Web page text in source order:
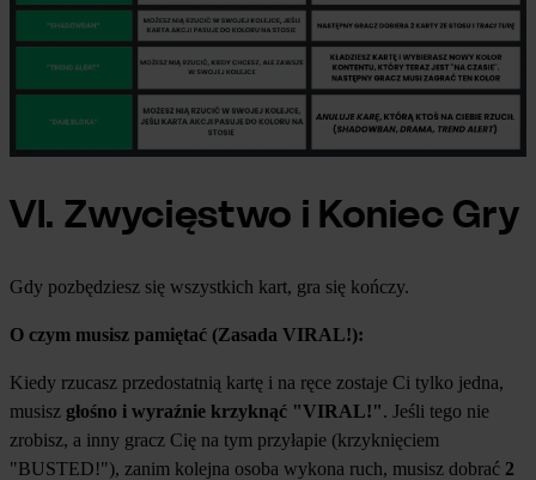
VI. Zwycięstwo i Koniec Gry
Gdy pozbędziesz się wszystkich kart, gra się kończy.
O czym musisz pamiętać (Zasada VIRAL!):
Kiedy rzucasz przedostatnią kartę i na ręce zostaje Ci tylko jedna,
musisz głośno i wyraźnie krzyknąć "VIRAL!". Jeśli tego nie
zrobisz, a inny gracz Cię na tym przyłapie (krzyknięciem
"BUSTED!"), zanim kolejna osoba wykona ruch, musisz dobrać 2